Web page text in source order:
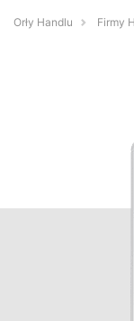
Orły Handlu Firmy